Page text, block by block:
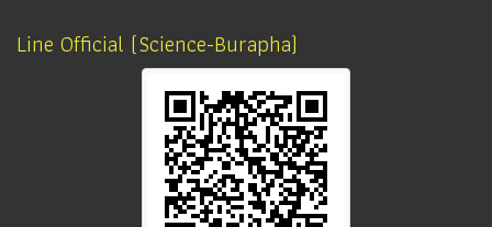
Line Official (Science-Burapha)